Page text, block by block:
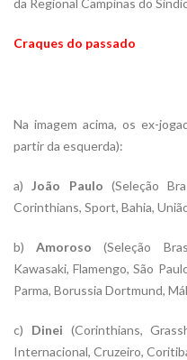
Craques do passado
Na imagem acima, os ex-
partir da esquerda):
a)João Paulo (Seleção
Corinthians, Sport, Bahia,
b)Amoroso (Seleção
Kawasaki, Flamengo, São
Parma, Borussia Dortmund,
c) Dinei (Corinthians,
Internacional, Cruzeiro,